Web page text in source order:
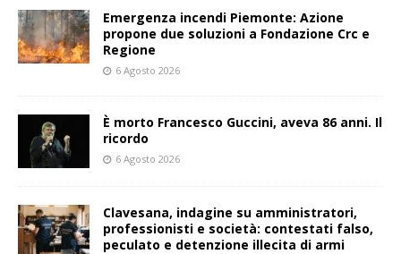
Emergenza incendi Piemonte: Azione
propone due soluzioni a Fondazione Crc e
Regione
6 Agosto 2026
È morto Francesco Guccini, aveva 86 anni. Il
ricordo
6 Agosto 2026
Clavesana, indagine su amministratori,
professionisti e società: contestati falso,
peculato e detenzione illecita di armi